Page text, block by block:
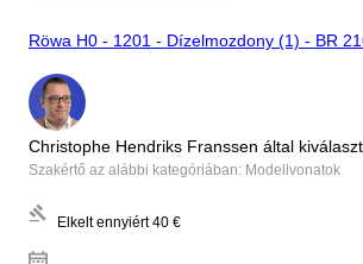
Röwa H0 - 1201 - Dízelmozdony (1) - BR
Christophe Hendriks Franssen által
Szakértő az alábbi kategóriában: Modellvonatok
Elkelt ennyiért 40 €